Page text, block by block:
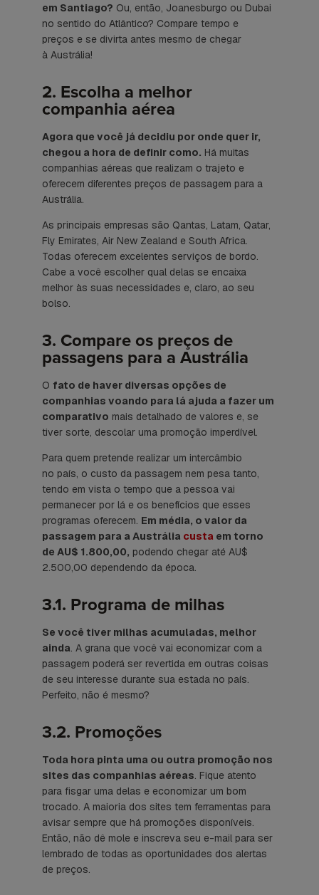
em Santiago? Ou, então, Joanesburgo ou Dubai
no sentido do Atlântico? Compare tempo e
preços e se divirta antes mesmo de chegar
à Austrália!
2. Escolha a melhor
companhia aérea
Agora que você já decidiu por onde quer ir,
chegou a hora de definir como. Há muitas
companhias aéreas que realizam o trajeto e
oferecem diferentes preços de passagem para a
Austrália.
As principais empresas são Qantas, Latam, Qatar,
Fly Emirates, Air New Zealand e South Africa.
Todas oferecem excelentes serviços de bordo.
Cabe a você escolher qual delas se encaixa
melhor às suas necessidades e, claro, ao seu
bolso.
3. Compare os preços de
passagens para a Austrália
O fato de haver diversas opções de
companhias voando para lá ajuda a fazer um
comparativo mais detalhado de valores e, se
tiver sorte, descolar uma promoção imperdível.
Para quem pretende realizar um intercâmbio
no país, o custo da passagem nem pesa tanto,
tendo em vista o tempo que a pessoa vai
permanecer por lá e os benefícios que esses
programas oferecem. Em média, o valor da
passagem para a Austrália custa em torno
de AU$ 1.800,00, podendo chegar até AU$
2.500,00 dependendo da época.
3.1. Programa de milhas
Se você tiver milhas acumuladas, melhor
ainda. A grana que você vai economizar com a
passagem poderá ser revertida em outras coisas
de seu interesse durante sua estada no país.
Perfeito, não é mesmo?
3.2. Promoções
Toda hora pinta uma ou outra promoção nos
sites das companhias aéreas. Fique atento
para fisgar uma delas e economizar um bom
trocado. A maioria dos sites tem ferramentas para
avisar sempre que há promoções disponíveis.
Então, não dê mole e inscreva seu e-mail para ser
lembrado de todas as oportunidades dos alertas
de preços.